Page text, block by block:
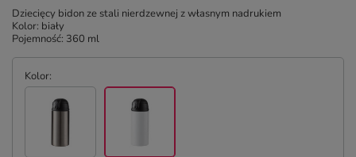
Dziecięcy bidon ze stali nierdzewnej z własnym nadrukiem
Kolor: biały
Pojemność: 360 ml
Kolor